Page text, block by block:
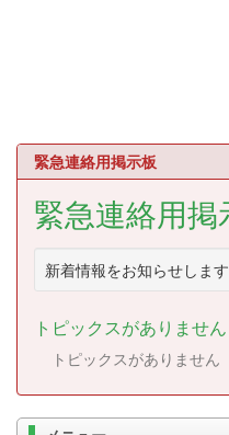
緊急連絡用掲示板
緊急連絡用掲
新着情報をお知らせします
トピックスがありません
トピックスがありません